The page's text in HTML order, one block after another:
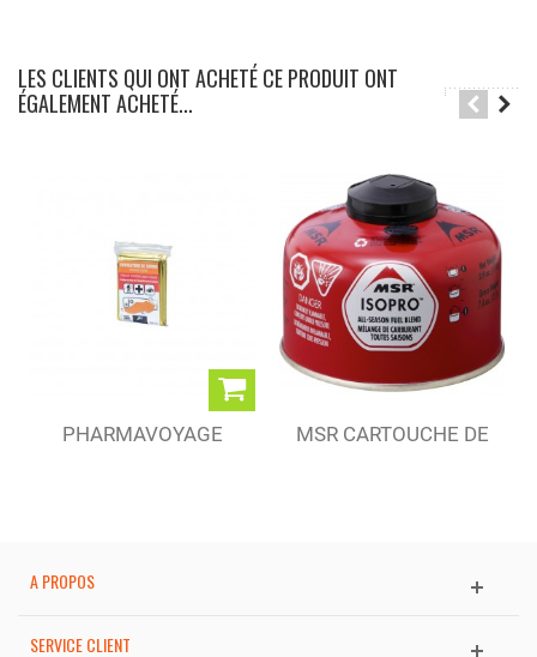
LES CLIENTS QUI ONT ACHETÉ CE PRODUIT ONT
ÉGALEMENT ACHETÉ...
PHARMAVOYAGE
MSR CARTOUCHE DE
A PROPOS
SERVICE CLIENT